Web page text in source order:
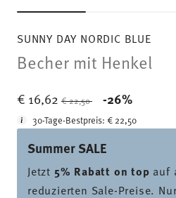
SUNNY DAY NORDIC BLUE
Becher mit Henkel
€ 16,62 Price reduced from
€ 22,50 -26%
30-Tage-Bestpreis:€ 22,50
Summer SALE
Jetzt 5% Rabatt on top auf
reduzierten Sale-Preise.